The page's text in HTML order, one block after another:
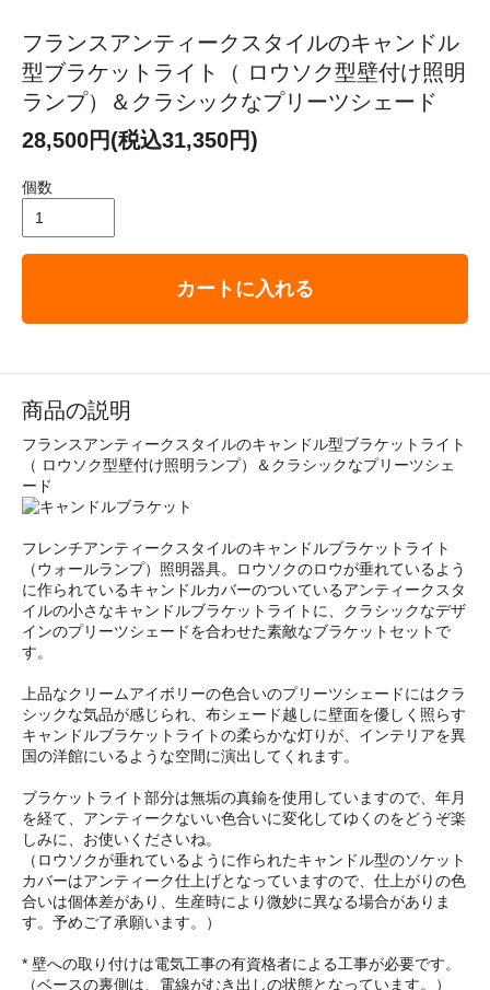
フランスアンティークスタイルのキャンドル
型ブラケットライト（ ロウソク型壁付け照明
ランプ）＆クラシックなプリーツシェード
28,500円(税込31,350円)
個数
カートに入れる
商品の説明
フランスアンティークスタイルのキャンドル型ブラケットライト
（ ロウソク型壁付け照明ランプ）＆クラシックなプリーツシェ
ード
フレンチアンティークスタイルのキャンドルブラケットライト
（ウォールランプ）照明器具。ロウソクのロウが垂れているよう
に作られているキャンドルカバーのついているアンティークスタ
イルの小さなキャンドルブラケットライトに、クラシックなデザ
インのプリーツシェードを合わせた素敵なブラケットセットで
す。
上品なクリームアイボリーの色合いのプリーツシェードにはクラ
シックな気品が感じられ、布シェード越しに壁面を優しく照らす
キャンドルブラケットライトの柔らかな灯りが、インテリアを異
国の洋館にいるような空間に演出してくれます。
ブラケットライト部分は無垢の真鍮を使用していますので、年月
を経て、アンティークないい色合いに変化してゆくのをどうぞ楽
しみに、お使いくださいね。
（ロウソクが垂れているように作られたキャンドル型のソケット
カバーはアンティーク仕上げとなっていますので、仕上がりの色
合いは個体差があり、生産時により微妙に異なる場合がありま
す。予めご了承願います。）
* 壁への取り付けは電気工事の有資格者による工事が必要です。
（ベースの裏側は、電線がむき出しの状態となっています。）